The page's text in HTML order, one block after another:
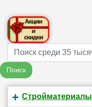
Name
Поиск
Стройматериалы